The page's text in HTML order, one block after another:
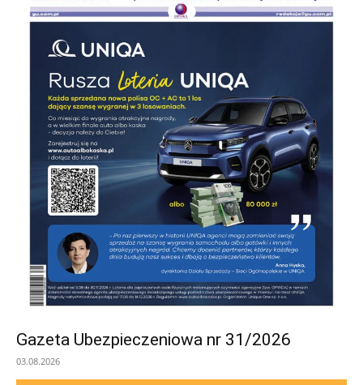
Gazeta Ubezpieczeniowa nr 31/2026
03.08.2026